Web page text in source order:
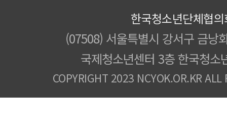
한국청소년단체협
(07508) 서울특별시 강서구 금낭
국제청소년센터 3층 한국청소
COPYRIGHT 2023 NCYOK.OR.KR ALL